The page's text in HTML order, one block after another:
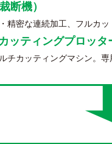
断機）
精密な連続加工、フルカ
ッティングプロッタ
チカッティングマシン。